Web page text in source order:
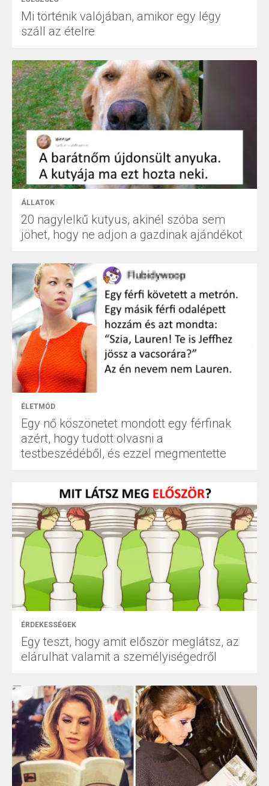
Mi történik valójában, amikor egy légy
száll az ételre
ÁLLATOK
20 nagylelkű kutyus, akinél szóba sem
jöhet, hogy ne adjon a gazdinak ajándékot
ÉLETMÓD
Egy nő köszönetet mondott egy férfinak
azért, hogy tudott olvasni a
testbeszédéből, és ezzel megmentette
ÉRDEKESSÉGEK
Egy teszt, hogy amit először meglátsz, az
elárulhat valamit a személyiségedről